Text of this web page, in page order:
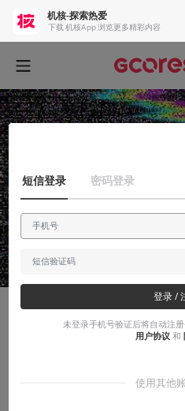
我可能是全中国最早被防沉迷限制
机核-探索热爱
下载 机核App 浏览更多精彩内容
短信登录 密码登录
登录 /
未登录手机号验证后将自动注
用户协议 和
使用其他